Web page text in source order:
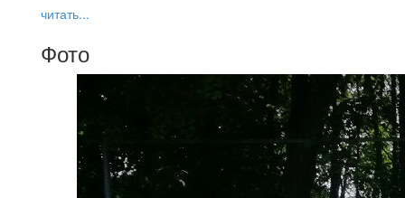
читать...
Фото